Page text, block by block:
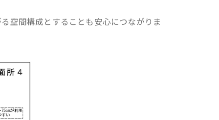
空間構成とすることも安心につながりま